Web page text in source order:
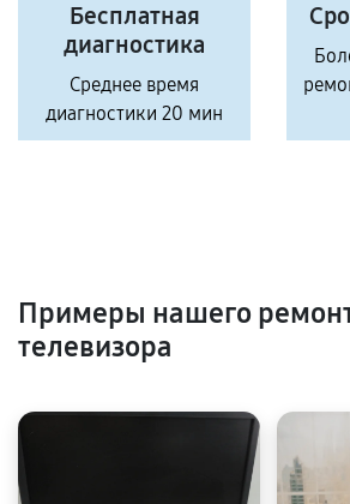
Бесплатная
диагностика
Среднее время
диагностики 20 мин
Примеры нашего
телевизора